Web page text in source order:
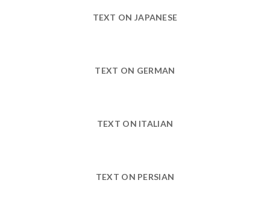
TEXT ON JAPANESE
TEXT ON GERMAN
TEXT ON ITALIAN
TEXT ON PERSIAN